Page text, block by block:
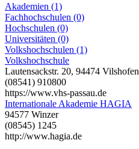
Akademien (1)
Fachhochschulen (0)
Hochschulen (0)
Universitäten (0)
Volkshochschulen (1)
Volkshochschule
Lautensackstr. 20, 94474 Vilshofen
(08541) 910800
https://www.vhs-passau.de
Internationale Akademie HAGIA
94577 Winzer
(08545) 1245
http://www.hagia.de